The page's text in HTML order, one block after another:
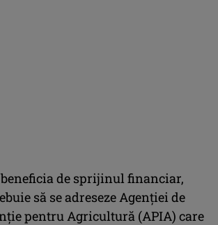
de sprijinul financiar,
să se adreseze Agenţiei de
pentru Agricultură (APIA) care